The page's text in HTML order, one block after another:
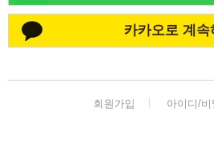
카카오로 계속
회원가입 아이디/비